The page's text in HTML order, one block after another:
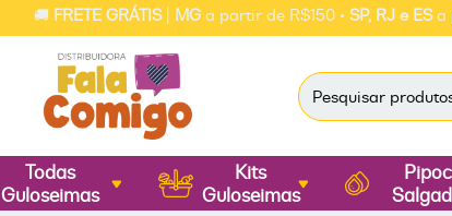
FRETE GRÁTIS|MGa partir de R$150 •SP, RJ e ESa
Todas
Guloseimas
Kits
Guloseimas